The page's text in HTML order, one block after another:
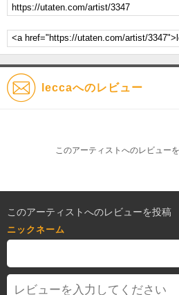
leccaへのレビュー
このアーティストへのレビュー
このアーティストへのレビューを投稿
ニックネーム